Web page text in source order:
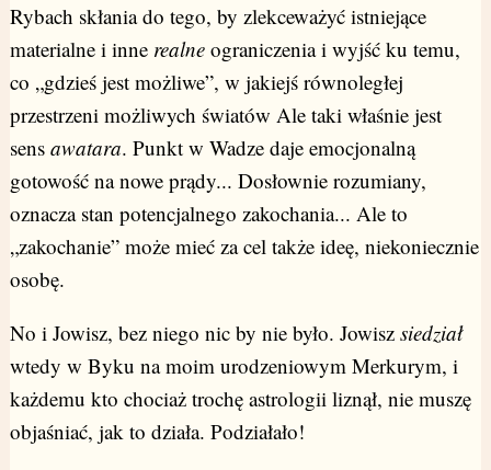
Rybach skłania do tego, by zlekceważyć istniejące
materialne i inne realneograniczenia i wyjść ku temu,
co „gdzieś jest możliwe”, w jakiejś równoległej
przestrzeni możliwych światów Ale taki właśnie jest
sens awatara. Punkt w Wadze daje emocjonalną
gotowość na nowe prądy... Dosłownie rozumiany,
oznacza stan potencjalnego zakochania... Ale to
„zakochanie” może mieć za cel także ideę, niekoniecznie
osobę.
No i Jowisz, bez niego nic by nie było. Jowisz siedział
wtedy w Byku na moim urodzeniowym Merkurym, i
każdemu kto chociaż trochę astrologii liznął, nie muszę
objaśniać, jak to działa. Podziałało!